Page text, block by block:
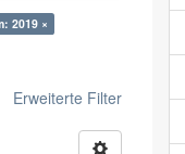
2019 ×
Erweiterte Filter